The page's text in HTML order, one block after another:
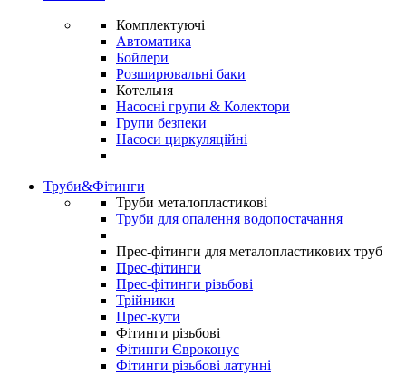
Комплектуючі
Автоматика
Бойлери
Розширювальні баки
Котельня
Насосні групи & Колектори
Групи безпеки
Насоси циркуляційні
Труби&Фітинги
Труби металопластикові
Труби для опалення водопостачання
Прес-фітинги для металопластикових труб
Прес-фітинги
Прес-фітинги різьбові
Трійники
Прес-кути
Фітинги різьбові
Фітинги Євроконус
Фітинги різьбові латунні